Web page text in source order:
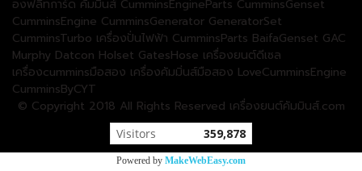
องฟลีทการ์ด คัมมินส์ CumminsEngineParts CumminsGenset
CumminsEngine CumminsGenerator GeneratorSet
CumminsTurbo เครื่องปั่นไฟฟ้า CumminsParts BaifaGenset GAC
Murphy Datcon Holset GatesHose เครื่องยนต์ดีเซล
เครื่องcumminsมือสอง เครื่องคัมมิ่นส์มือสอง LoveCumminsEngine
CumminsByCYT
© Copyright 2018 All Rights Reserved เครื่องยนต์คัมมินส์.com
Visitors 359,878
Powered by MakeWebEasy.com